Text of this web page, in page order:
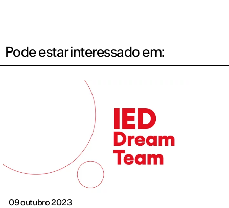
Pode estar interessado em:
09 outubro 2023